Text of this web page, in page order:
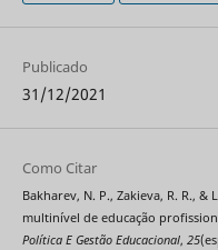
Publicado
31/12/2021
Como Citar
Bakharev, N. P., Zakieva, R. R.,
multinível de educação
Política E Gestão Educacional, 25